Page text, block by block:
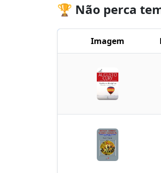
🏆 Não perca
Imagem